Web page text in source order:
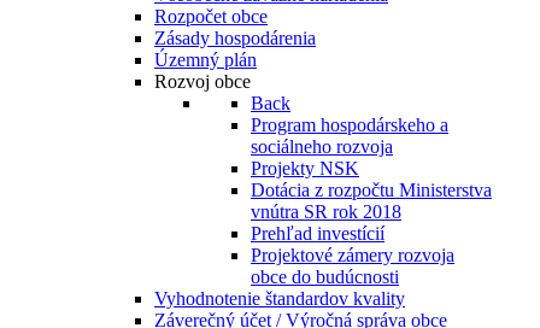
Rozpočet obce
Zásady hospodárenia
Územný plán
Rozvoj obce
Back
Program hospodárskeho a
sociálneho rozvoja
Projekty NSK
Dotácia z rozpočtu Ministerstva
vnútra SR rok 2018
Prehľad investícií
Projektové zámery rozvoja
obce do budúcnosti
Vyhodnotenie štandardov kvality
Záverečný účet / Výročná správa obce